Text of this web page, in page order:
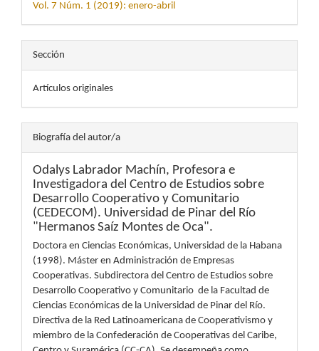
Vol. 7 Núm. 1 (2019): enero-abril
Sección
Artículos originales
Biografía del autor/a
Odalys Labrador Machín, Profesora e
Investigadora del Centro de Estudios sobre
Desarrollo Cooperativo y Comunitario
(CEDECOM). Universidad de Pinar del Río
"Hermanos Saíz Montes de Oca".
Doctora en Ciencias Económicas, Universidad de la Habana
(1998). Máster en Administración de Empresas
Cooperativas. Subdirectora del Centro de Estudios sobre
Desarrollo Cooperativo y Comunitario de la Facultad de
Ciencias Económicas de la Universidad de Pinar del Río.
Directiva de la Red Latinoamericana de Cooperativismo y
miembro de la Confederación de Cooperativas del Caribe,